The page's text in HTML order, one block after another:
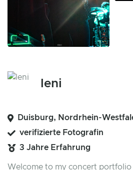
leni
Duisburg, Nordrhein-
verifizierte Fotografin
3 Jahre Erfahrung
Welcome to my concert